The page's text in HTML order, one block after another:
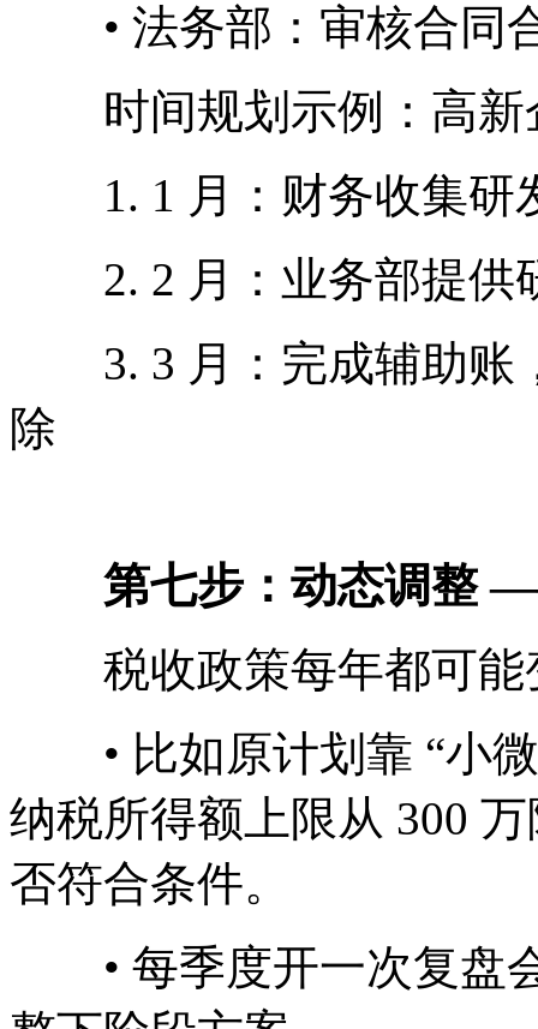
• 法务部：审核合同
时间规划示例：高新
1. 1 月：财务收集研
2. 2 月：业务部提供
3. 3 月：完成辅助账
除
第七步：动态调整
税收政策每年都可能
• 比如原计划靠 “小微
纳税所得额上限从 300
否符合条件。
• 每季度开一次复盘